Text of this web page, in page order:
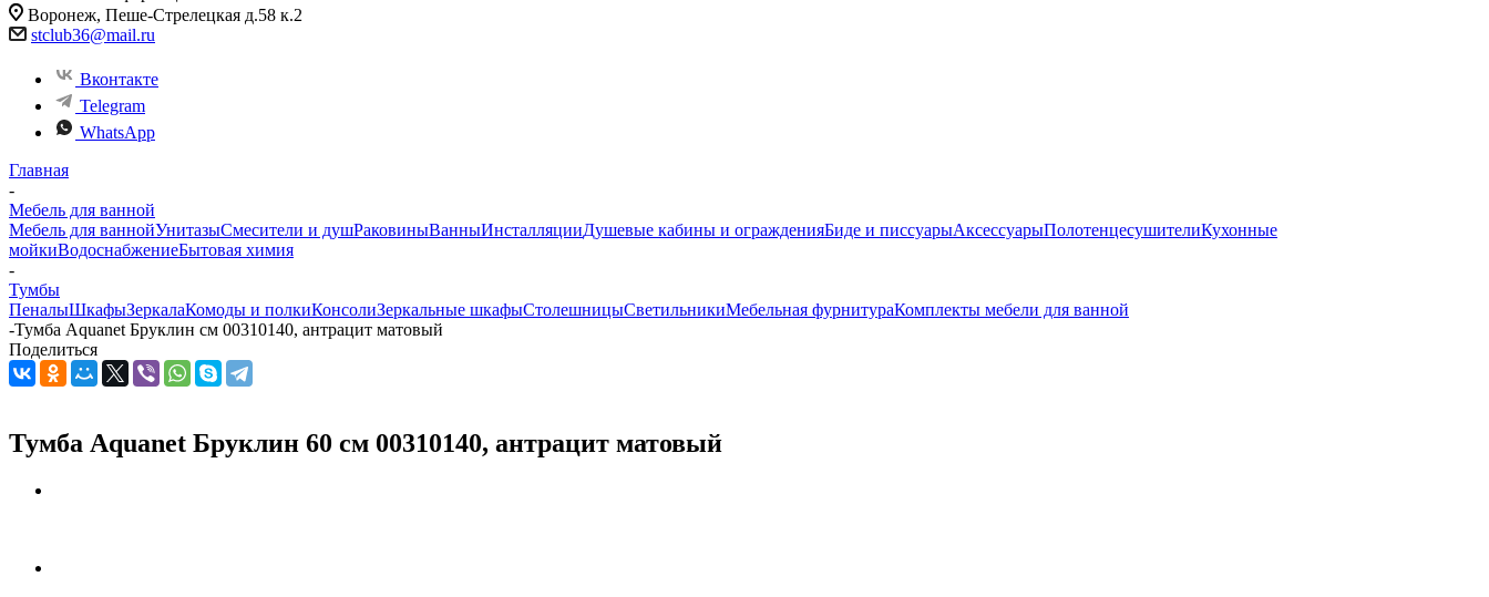
Воронеж, Пеше-Стрелецкая д.58 к.2
stclub36@mail.ru
Вконтакте
Telegram
WhatsApp
Главная
-
Мебель для ванной
Мебель для ваннойУнитазыСмесители и душРаковиныВанныИнсталляцииДушевые кабины и огражденияБиде и писсуарыАксессуарыПолотенцесушителиКухонные
мойкиВодоснабжениеБытовая химия
-
Тумбы
ПеналыШкафыЗеркалаКомоды и полкиКонсолиЗеркальные шкафыСтолешницыСветильникиМебельная фурнитураКомплекты мебели для ванной
-Тумба Aquanet Бруклин см 00310140, антрацит матовый
Поделиться
Тумба Aquanet Бруклин 60 см 00310140, антрацит матовый